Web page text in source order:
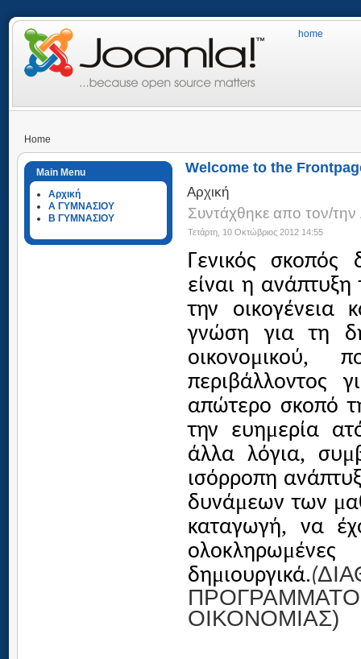
home
Home
Main Menu
Αρχική
Α ΓΥΜΝΑΣΙΟΥ
Β ΓΥΜΝΑΣΙΟΥ
Welcome to the
Αρχική
Συντάχθηκε απο τον/
Τετάρτη, 10 Οκτώβριος 2012 14:55
Γενικός σκοπός
είναι η
την οικογένεια
γνώση για τη
οικονομικού,
περιβάλλοντος
απώτερο σκοπό
την ευημερία
άλλα λόγια, συμ
ισόρροπη
δυνάμεων των μ
καταγωγή, να
ολοκληρωμένες
δημιουργικά.(
ΟΙΚΟΝΟΜΙΑΣ)